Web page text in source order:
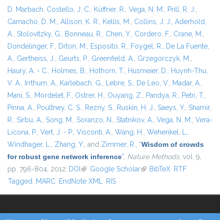
D. Marbach, Costello, J. C., Küffner, R., Vega, N. M., Prill, R. J.,
Camacho, D. M., Allison, K. R., Kellis, M., Collins, J. J., Aderhold,
A., Stolovitzky, G., Bonneau, R., Chen, Y., Cordero, F., Crane, M.,
Dondelinger, F., Drton, M., Esposito, R., Foygel, R., De La Fuente,
A., Gertheiss, J., Geurts, P., Greenfield, A., Grzegorczyk, M.,
Haury, A. - C., Holmes, B., Hothorn, T., Husmeier, D., Huynh-Thu,
V. A., Irrthum, A., Karlebach, G., Lebre, S., De Leo, V., Madar, A.,
Mani, S., Mordelet, F., Ostrer, H., Ouyang, Z., Pandya, R., Petri, T.,
Pinna, A., Poultney, C. S., Rezny, S., Ruskin, H. J., Saeys, Y., Shamir,
R., Sirbu, A., Song, M., Soranzo, N., Statnikov, A., Vega, N. M., Vera-
Licona, P., Vert, J. - P., Visconti, A., Wang, H., Wehenkel, L.,
Windhager, L., Zhang, Y., and Zimmer, R., “Wisdom of crowds
for robust gene network inference”, Nature Methods, vol. 9,
pp. 796-804, 2012. DOI (link is external)
Google Scholar(link is external)
BibTeX RTF
Tagged MARC EndNote XML RIS